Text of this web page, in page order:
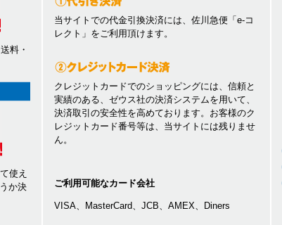
料・
使え
か決
当サイトでの代金引換決済には、佐川急便「e-コ
レクト」をご利用頂けます。
クレジットカードでのショッピングには、信頼と
実績のある、ゼウス社の決済システムを用いて、
決済取引の安全性を高めております。お客様のク
レジットカード番号等は、当サイトには残りませ
ん。
ご利用可能なカード会社
VISA、MasterCard、JCB、AMEX、Diners